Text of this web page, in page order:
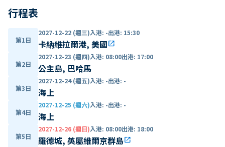
行程表
第1日
2027-12-22 (週三)入港: -出港: 15:30
卡納維拉爾港, 美國open_in_new
第2日
2027-12-23 (週四)入港: 08:00出港: 17:00
公主島, 巴哈馬
第3日
2027-12-24 (週五)入港: -出港: -
海上
第4日
2027-12-25 (週六)入港: -出港: -
海上
第5日
2027-12-26 (週日)入港: 08:00出港: 18:00
羅德城, 英屬維爾京群島open_in_new